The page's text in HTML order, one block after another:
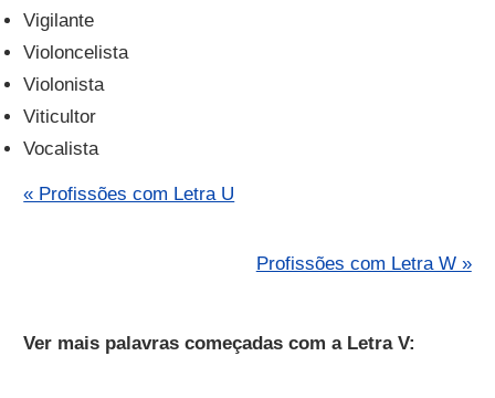
Vigilante
Violoncelista
Violonista
Viticultor
Vocalista
« Profissões com Letra U
Profissões com Letra W »
Ver mais palavras começadas com a Letra V: